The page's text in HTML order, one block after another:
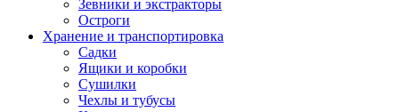
Зевники и экстракторы
Остроги
Хранение и транспортировка
Садки
Ящики и коробки
Сушилки
Чехлы и тубусы